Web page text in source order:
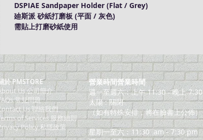
DSPIAE Sandpaper Holder (Flat / Grey)
廸斯派 砂紙打磨板 (平面 / 灰色)
需貼上打磨砂紙使用
於 PMSTORE
Us 公司簡介
常見問題
Us 聯絡我們
of Services 服務細則
Policy 私隱政策
營業時間營業時間
週一至週六：上午 11:30 - 晚上 7:30
太陽 : 關閉
（如有特殊安排，將在臉書上公佈）
星期一至六：11:30 am - 7:30 pm